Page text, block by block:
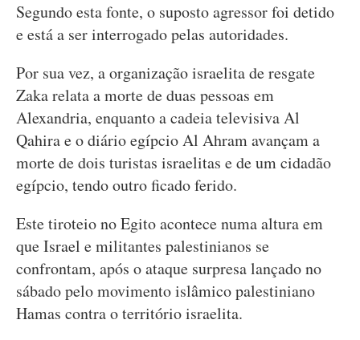
Segundo esta fonte, o suposto agressor foi detido
e está a ser interrogado pelas autoridades.
Por sua vez, a organização israelita de resgate
Zaka relata a morte de duas pessoas em
Alexandria, enquanto a cadeia televisiva Al
Qahira e o diário egípcio Al Ahram avançam a
morte de dois turistas israelitas e de um cidadão
egípcio, tendo outro ficado ferido.
Este tiroteio no Egito acontece numa altura em
que Israel e militantes palestinianos se
confrontam, após o ataque surpresa lançado no
sábado pelo movimento islâmico palestiniano
Hamas contra o território israelita.